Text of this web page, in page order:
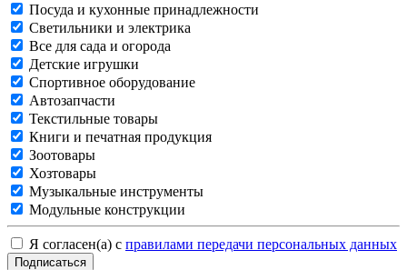
Посуда и кухонные принадлежности
Светильники и электрика
Все для сада и огорода
Детские игрушки
Спортивное оборудование
Автозапчасти
Текстильные товары
Книги и печатная продукция
Зоотовары
Хозтовары
Музыкальные инструменты
Модульные конструкции
Я согласен(а) с правилами передачи персональных данных
Подписаться